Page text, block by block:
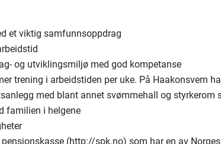
et viktig samfunnsoppdrag
og utviklingsmiljø med god kompetanse
trening i arbeidstiden per uke. På Haakonsvern
med blant annet svømmehall og styrkerom
familien i helgene
(http://spk.no) som har en av